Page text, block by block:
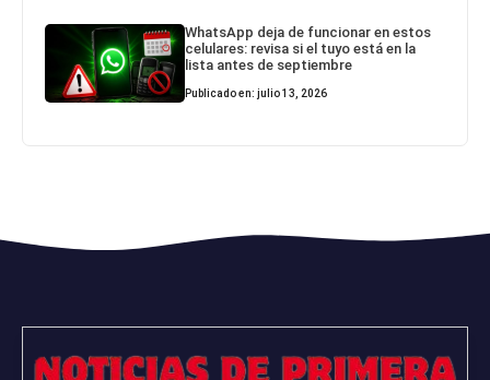
WhatsApp deja de funcionar en estos
celulares: revisa si el tuyo está en la
lista antes de septiembre
Publicado en: julio 13, 2026